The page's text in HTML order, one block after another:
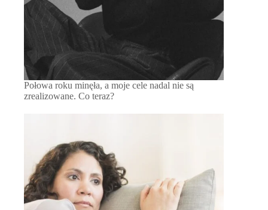
Połowa roku minęła, a moje cele nadal nie są
zrealizowane. Co teraz?